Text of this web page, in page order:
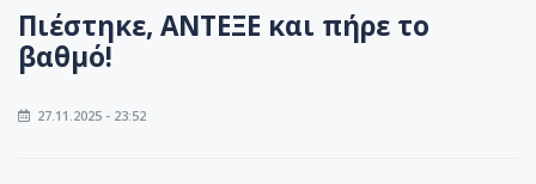
Πιέστηκε, ΑΝΤΕΞΕ και πήρε το
βαθμό!
27.11.2025 - 23:52